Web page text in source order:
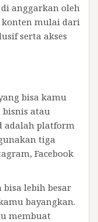
anggarkan oleh
mulai dari
serta akses
bisa kamu
atau
adalah platform
tiga
Facebook
lebih besar
bayangkan.
membuat